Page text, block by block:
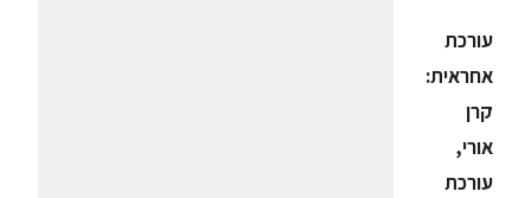
עורכת
אחראית:
קרן
אורי,
עורכת